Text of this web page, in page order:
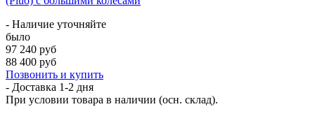
- Наличие уточняйте
было
97 240 руб
88 400 руб
Позвонить и купить
- Доставка 1-2 дня
При условии товара в наличии (осн. склад).